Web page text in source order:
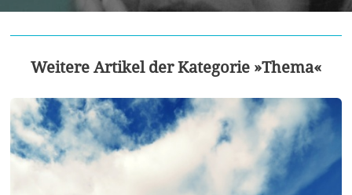
Weitere Artikel der Kategorie »Thema«